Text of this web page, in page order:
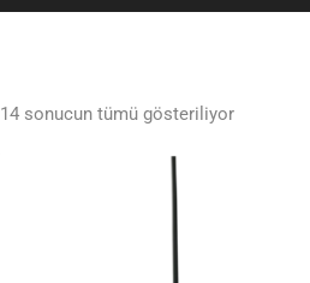
14 sonucun tümü gösteriliyor